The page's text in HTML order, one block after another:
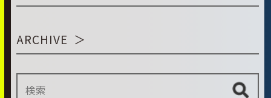
ARCHIVE